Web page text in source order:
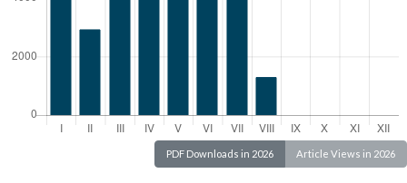
PDF Downloads in 2026 Article Views in 2026